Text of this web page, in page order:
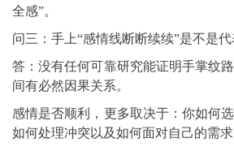
全感”。
问三：手上“感情线断断续续”是不是
答：没有任何可靠研究能证明手掌纹
间有必然因果关系。
感情是否顺利，更多取决于：你如何
如何处理冲突以及如何面对自己的需求